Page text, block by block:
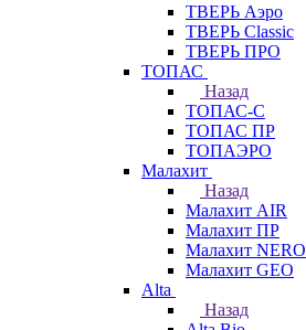
ТВЕРЬ Аэро
ТВЕРЬ Classic
ТВЕРЬ ПРО
ТОПАС
Назад
ТОПАС-С
ТОПАС ПР
ТОПАЭРО
Малахит
Назад
Малахит AIR
Малахит ПР
Малахит NERO
Малахит GEO
Alta
Назад